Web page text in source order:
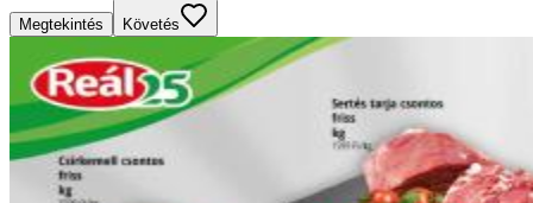
Megtekintés Követés